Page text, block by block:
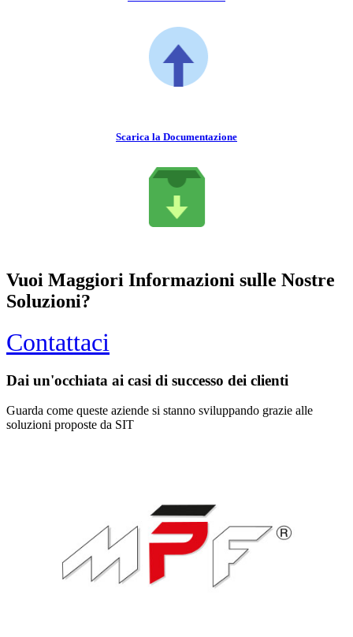
Scarica la Documentazione
Vuoi Maggiori Informazioni sulle Nostre
Soluzioni?
Contattaci
Dai un'occhiata ai casi di successo dei clienti
Guarda come queste aziende si stanno sviluppando grazie alle
soluzioni proposte da SIT